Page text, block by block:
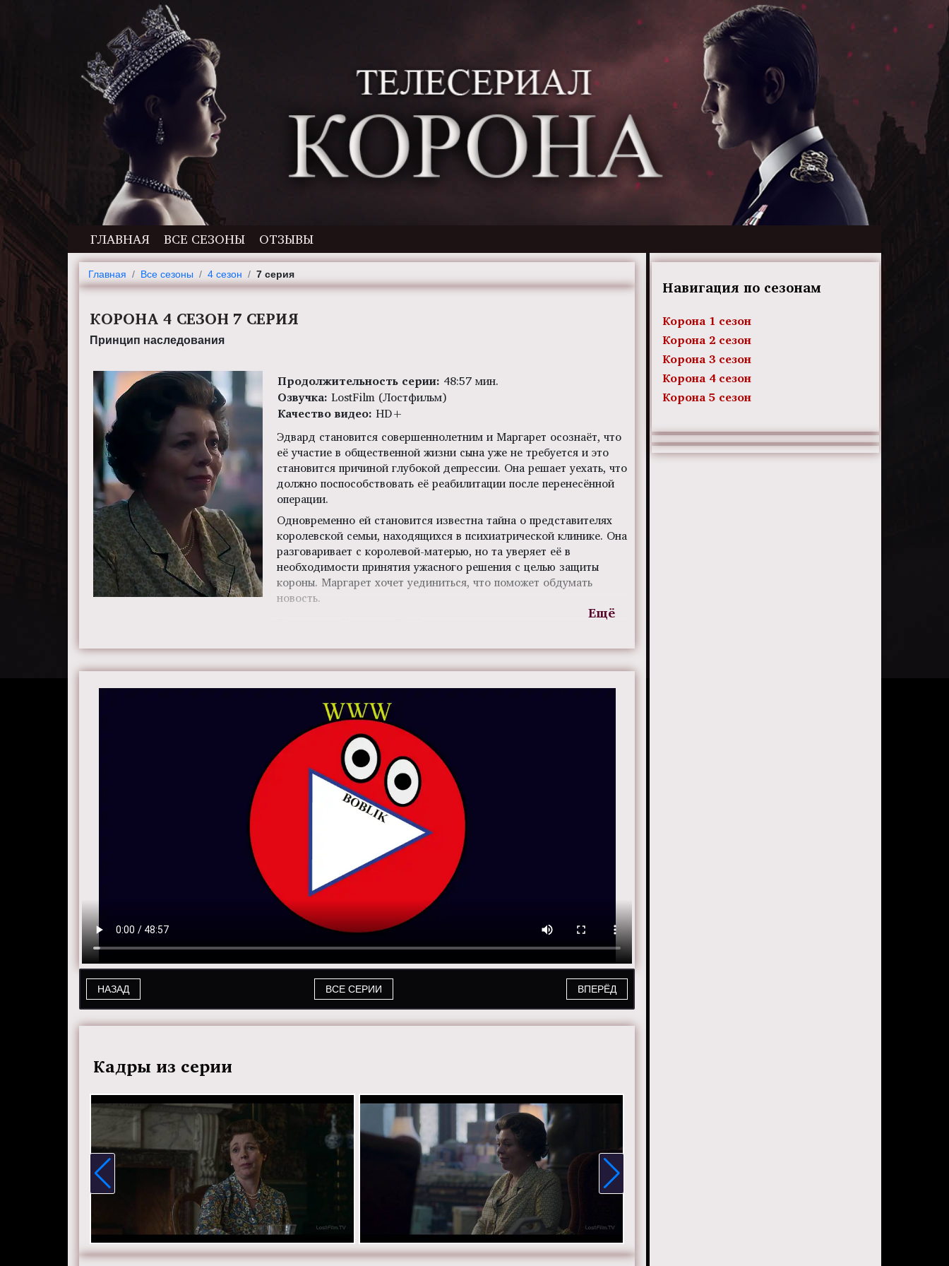
ГЛАВНАЯ ВСЕ СЕЗОНЫ ОТЗЫВЫ
Главная Все сезоны 4 сезон 7 серия
КОРОНА 4 СЕЗОН 7 СЕРИЯ
Принцип наследования
Продолжительность серии: 48:57 мин.
Озвучка:LostFilm (Лостфильм)
Качество видео:HD+
Эдвард становится совершеннолетним и Маргарет осознаёт, что
её участие в общественной жизни сына уже не требуется и это
становится причиной глубокой депрессии. Она решает уехать, что
должно поспособствовать её реабилитации после перенесённой
операции.
Одновременно ей становится известна тайна о представителях
королевской семьи, находящихся в психиатрической клинике. Она
разговаривает с королевой-матерью, но та уверяет её в
необходимости принятия ужасного решения с целью защиты
короны. Маргарет хочет уединиться, что поможет обдумать
новость.
Харрис, Мэтт Смит, Джереми Нортэм, Антон Лессер, Хелена
Бонэм Картер, Джейн Лапотейр и Айлин Эткинс.
хорошем HD качестве, на телефоне, планшете, пк или телевизоре
на сайте - tvcrown.ru.
НАЗАД ВСЕ СЕРИИ ВПЕРЁД
Кадры из серии
Навигация по сезонам
Корона 1 сезон
Корона 2 сезон
Корона 3 сезон
Корона 4 сезон
Корона 5 сезон